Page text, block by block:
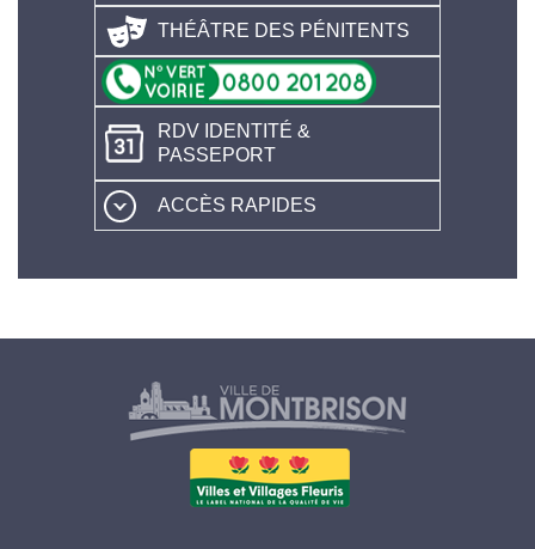
THÉÂTRE DES PÉNITENTS
RDV IDENTITÉ &
PASSEPORT
ACCÈS RAPIDES